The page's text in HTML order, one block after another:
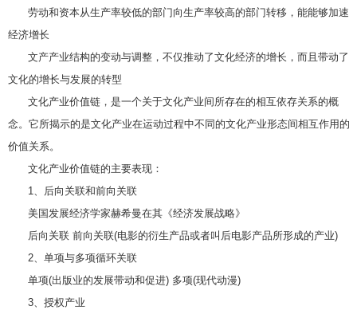
劳动和资本从生产率较低的部门向生产率较高的部门转移，能能够加速
经济增长
文产产业结构的变动与调整，不仅推动了文化经济的增长，而且带动了
文化的增长与发展的转型
文化产业价值链，是一个关于文化产业间所存在的相互依存关系的概
念。它所揭示的是文化产业在运动过程中不同的文化产业形态间相互作用的
价值关系。
文化产业价值链的主要表现：
1、后向关联和前向关联
美国发展经济学家赫希曼在其《经济发展战略》
后向关联 前向关联(电影的衍生产品或者叫后电影产品所形成的产业)
2、单项与多项循环关联
单项(出版业的发展带动和促进) 多项(现代动漫)
3、授权产业